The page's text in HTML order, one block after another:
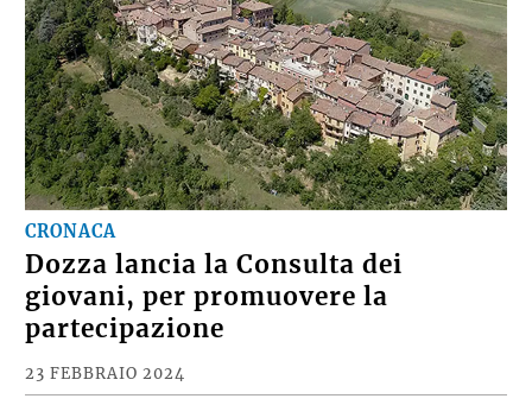
CRONACA
Dozza lancia la Consulta dei
giovani, per promuovere la
partecipazione
23 FEBBRAIO 2024